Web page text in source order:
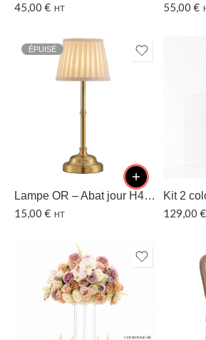
45,00 € HT 55,00 €
ÉPUISÉ
Lampe OR – Abat jour H40 CM
15,00 € HT
Kit 2
129,00 €